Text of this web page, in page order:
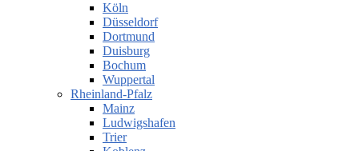
Köln
Düsseldorf
Dortmund
Duisburg
Bochum
Wuppertal
Rheinland-Pfalz
Mainz
Ludwigshafen
Trier